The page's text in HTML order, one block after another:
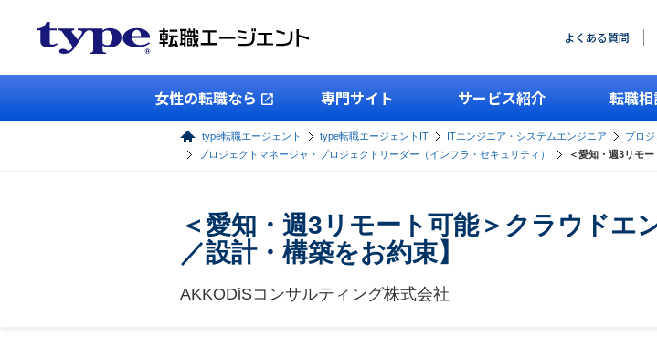
よくある質問
女性の転職なら 専門サイト サービス紹介 転職
type転職エージェント type転職エージェントIT ITエンジニア・システムエンジニア
プロ
プロジェクトマネージャ・プロジェクトリーダー（インフラ・セキュリティ）
＜愛知・週3リモ
＜愛知・週3リモート可能＞クラウドエ
／設計・構築をお約束】
AKKODiSコンサルティング株式会社